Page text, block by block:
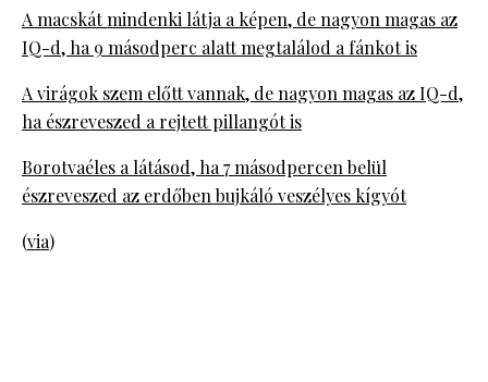
A macskát mindenki látja a képen, de nagyon magas az
IQ-d, ha 9 másodperc alatt megtalálod a fánkot is
A virágok szem előtt vannak, de nagyon magas az IQ-d,
ha észreveszed a rejtett pillangót is
Borotvaéles a látásod, ha 7 másodpercen belül
észreveszed az erdőben bujkáló veszélyes kígyót
(via)